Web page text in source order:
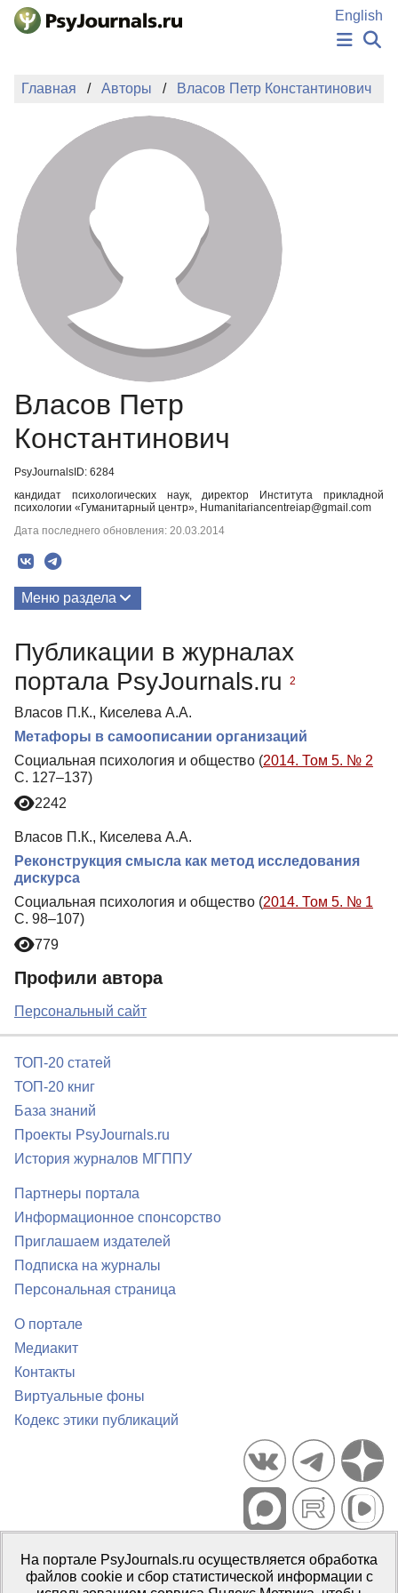
Перейти к основному содержанию
English
НОВОСТИ
АВТОРЫ
ПОДАТЬ РУКОПИСЬ
БАЗА ЗНАНИЙ
КЛЮЧЕВЫЕ СЛОВА
Регистрация
Главная Авторы Власов Петр Константинович
Власов Петр
Константинович
PsyJournalsID: 6284
кандидат психологических наук, директор Института прикладной
психологии «Гуманитарный центр», Humanitariancentreiap@gmail.com
Дата последнего обновления: 20.03.2014
Меню раздела
Биография
Публикации в журналах
портала PsyJournals.ru
2
Власов П.К., Киселева А.А.
Метафоры в самоописании организаций
Социальная психология и общество (2014. Том 5. № 2
С. 127–137)
2242
Власов П.К., Киселева А.А.
Реконструкция смысла как метод исследования
дискурса
Социальная психология и общество (2014. Том 5. № 1
С. 98–107)
779
Профили автора
Персональный сайт
ТОП-20 статей
ТОП-20 книг
База знаний
Проекты PsyJournals.ru
История журналов МГППУ
Партнеры портала
Информационное спонсорство
Приглашаем издателей
Подписка на журналы
Персональная страница
О портале
Медиакит
Контакты
Виртуальные фоны
Кодекс этики публикаций
Портал психологических изданий PsyJournals.ru, 2007–2026
Правила использования материалов
На портале PsyJournals.ru осуществляется обработка
файлов cookie и сбор статистической информации с